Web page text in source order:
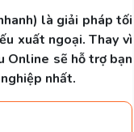
là giải pháp tối
xuất ngoại. Thay vì
Online sẽ hỗ trợ bạn
nhất.